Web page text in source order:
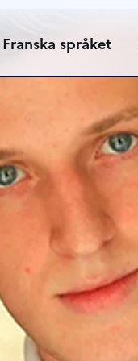
Franska språket